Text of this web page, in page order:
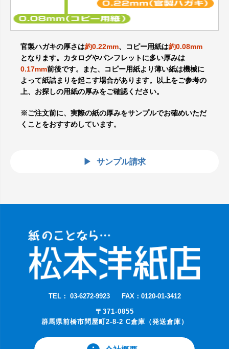
官製ハガキの厚さは約0.22mm、コピー用紙は約0.08mm
となります。カタログやパンフレットに多い厚みは
0.17mm前後です。また、コピー用紙より薄い紙は機械に
よって紙詰まりを起こす場合があります。以上をご参考の
上、お探しの用紙の厚みをご確認ください。
※ご注文前に、実際の紙の厚みをサンプルでお確めいただ
くことをおすすめしています。
サンプル請求
TEL： 03-6272-9923
FAX：0120-01-3412
〒371-0855
群馬県前橋市問屋町2-8-2 C倉庫（発送倉庫）